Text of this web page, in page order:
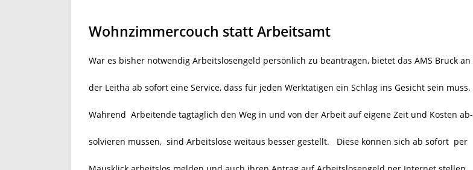
Wohnzimmercouch statt Arbeitsamt
War es bisher notwendig Arbeitslosengeld persönlich zu beantragen, bietet das AMS Bruck an
der Leitha ab sofort eine Service, dass für jeden Werktätigen ein Schlag ins Gesicht sein muss.
Während Arbeitende tagtäglich den Weg in und von der Arbeit auf eigene Zeit und Kosten ab-
solvieren müssen, sind Arbeitslose weitaus besser gestellt. Diese können sich ab sofort per